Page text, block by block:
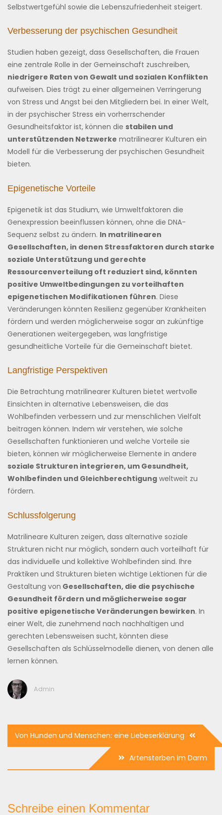
Selbstwertgefühl sowie die Lebenszufriedenheit steigert.
Verbesserung der psychischen Gesundheit
Studien haben gezeigt, dass Gesellschaften, die Frauen
eine zentrale Rolle in der Gemeinschaft zuschreiben,
niedrigere Raten von Gewalt und sozialen Konflikten
aufweisen. Dies trägt zu einer allgemeinen Verringerung
von Stress und Angst bei den Mitgliedern bei. In einer Welt,
in der psychischer Stress ein vorherrschender
Gesundheitsfaktor ist, können die stabilen und
unterstützenden Netzwerke matrilinearer Kulturen ein
Modell für die Verbesserung der psychischen Gesundheit
bieten.
Epigenetische Vorteile
Epigenetik ist das Studium, wie Umweltfaktoren die
Genexpression beeinflussen können, ohne die DNA-
Sequenz selbst zu ändern. In matrilinearen
Gesellschaften, in denen Stressfaktoren durch starke
soziale Unterstützung und gerechte
Ressourcenverteilung oft reduziert sind, könnten
positive Umweltbedingungen zu vorteilhaften
epigenetischen Modifikationen führen. Diese
Veränderungen könnten Resilienz gegenüber Krankheiten
fördern und werden möglicherweise sogar an zukünftige
Generationen weitergegeben, was langfristige
gesundheitliche Vorteile für die Gemeinschaft bietet.
Langfristige Perspektiven
Die Betrachtung matrilinearer Kulturen bietet wertvolle
Einsichten in alternative Lebensweisen, die das
Wohlbefinden verbessern und zur menschlichen Vielfalt
beitragen können. Indem wir verstehen, wie solche
Gesellschaften funktionieren und welche Vorteile sie
bieten, können wir möglicherweise Elemente in andere
soziale Strukturen integrieren, um Gesundheit,
Wohlbefinden und Gleichberechtigung weltweit zu
fördern.
Schlussfolgerung
Matrilineare Kulturen zeigen, dass alternative soziale
Strukturen nicht nur möglich, sondern auch vorteilhaft für
das individuelle und kollektive Wohlbefinden sind. Ihre
Praktiken und Strukturen bieten wichtige Lektionen für die
Gestaltung von Gesellschaften, die die psychische
Gesundheit fördern und möglicherweise sogar
positive epigenetische Veränderungen bewirken. In
einer Welt, die zunehmend nach nachhaltigen und
gerechten Lebensweisen sucht, könnten diese
Gesellschaften als Schlüsselmodelle dienen, von denen alle
lernen können.
Admin
Beitragsnavigation
Von Hunden und Menschen: eine Liebeserklärung
Artensterben im Darm
Schreibe einen Kommentar